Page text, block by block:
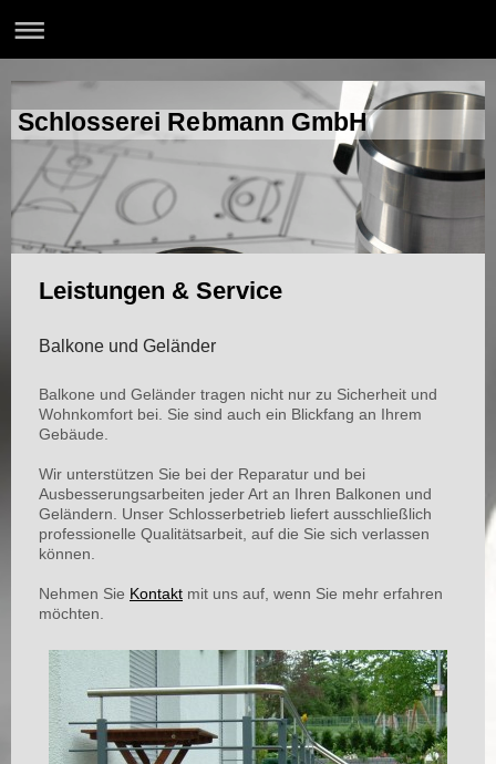
Schlosserei Rebmann GmbH
Leistungen & Service
Balkone und Geländer
Balkone und Geländer tragen nicht nur zu Sicherheit und
Wohnkomfort bei. Sie sind auch ein Blickfang an Ihrem
Gebäude.
Wir unterstützen Sie bei der Reparatur und bei
Ausbesserungsarbeiten jeder Art an Ihren Balkonen und
Geländern. Unser Schlosserbetrieb liefert ausschließlich
professionelle Qualitätsarbeit, auf die Sie sich verlassen
können.
Nehmen Sie Kontakt mit uns auf, wenn Sie mehr erfahren
möchten.